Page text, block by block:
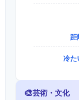
距
冷た
🎨芸術・文化